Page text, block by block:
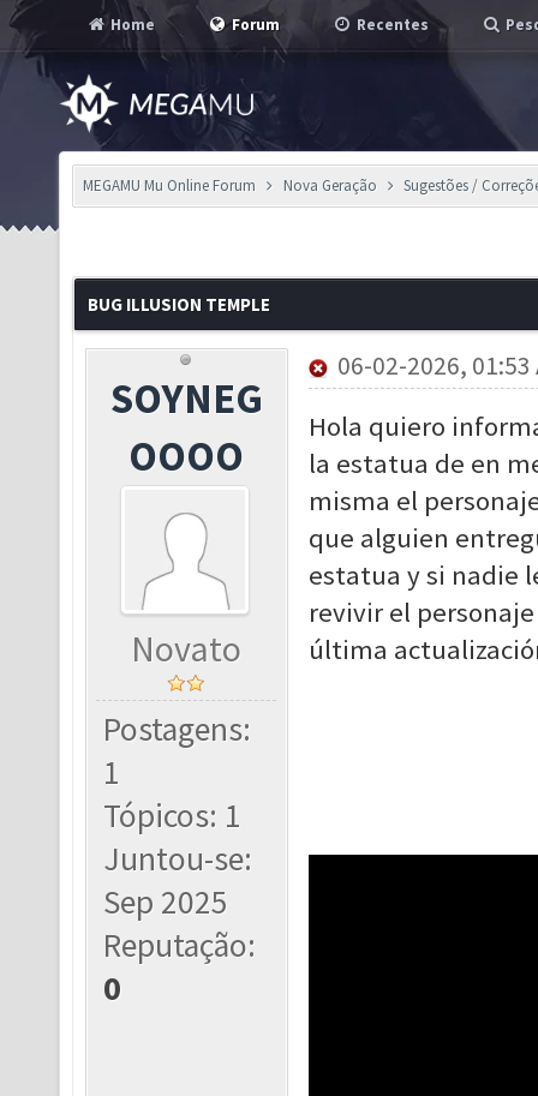
Home Forum Recentes
MEGAMU Mu Online Forum Nova Geração Sugestões /
BUG ILLUSION TEMPLE
SOYNEG
OOOO
Novato
Postagens:
1
Tópicos: 1
Juntou-se:
Sep 2025
Reputação:
0
06-02-2026, 01:53
Hola quiero
la estatua de en
misma el
que alguien
estatua y si nadie
revivir el
última